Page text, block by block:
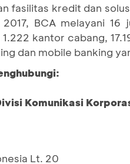
fasilitas kredit dan
BCA melayani
kantor cabang,
dan mobile banking
Komunikasi
Lt. 20